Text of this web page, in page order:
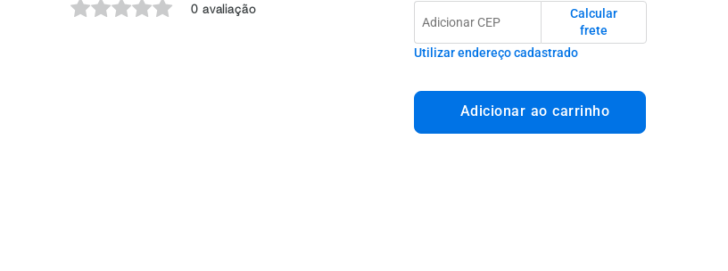
0 avaliação
Calcular
frete
Utilizar endereço cadastrado
Adicionar ao carrinho